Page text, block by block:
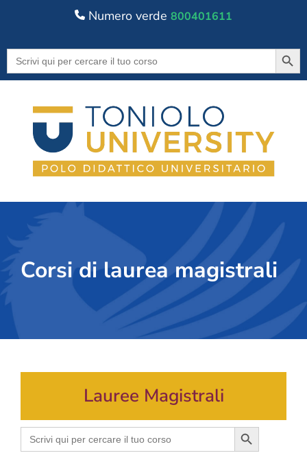
Numero verde 800401611
Search
for:
Corsi di laurea magistrali
Lauree Magistrali
Search
for:
Search Button